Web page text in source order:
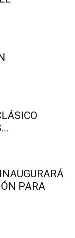
PARA